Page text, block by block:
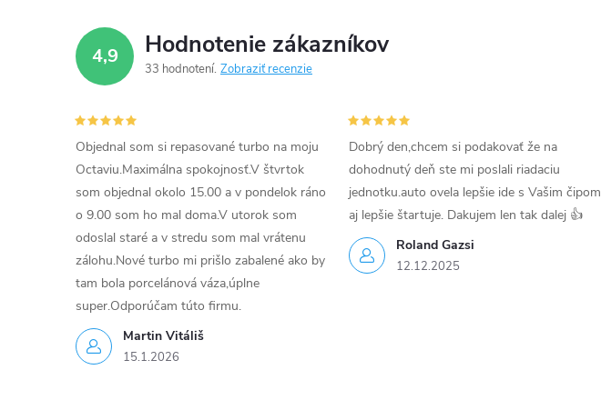
4,9 Hodnotenie zákazníkov
33 hodnotení Zobraziť recenzie
Martin Vitáliš
15.1.2026
Objednal som si repasované turbo na moju
Octaviu.Maximálna spokojnosť.V štvrtok
som objednal okolo 15.00 a v pondelok ráno
o 9.00 som ho mal doma.V utorok som
odoslal staré a v stredu som mal vrátenu
zálohu.Nové turbo mi prišlo zabalené ako by
tam bola porcelánová váza,úplne
super.Odporúčam túto firmu.
Roland Gazsi
12.12.2025
Dobrý den,chcem si podakovať že na
dohodnutý deň ste mi poslali riadaciu
jednotku.auto ovela lepšie ide s Vašim čipom
aj lepšie štartuje. Dakujem len tak dalej 👍